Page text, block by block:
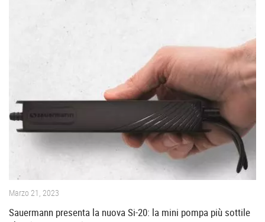
Marzo 21, 2023
Sauermann presenta la nuova Si-20: la mini pompa più sottile